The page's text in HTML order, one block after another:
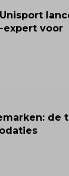
expert voor
de